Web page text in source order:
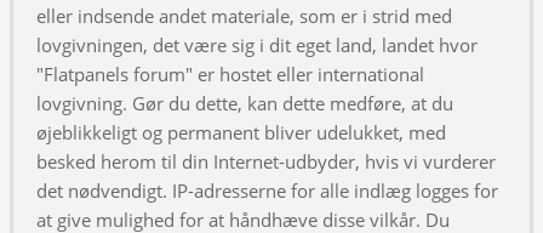
eller indsende andet materiale, som er i strid med
lovgivningen, det være sig i dit eget land, landet hvor
"Flatpanels forum" er hostet eller international
lovgivning. Gør du dette, kan dette medføre, at du
øjeblikkeligt og permanent bliver udelukket, med
besked herom til din Internet-udbyder, hvis vi vurderer
det nødvendigt. IP-adresserne for alle indlæg logges for
at give mulighed for at håndhæve disse vilkår. Du